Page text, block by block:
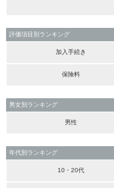
評価項目別ランキング
加入手続き
保険料
男女別ランキング
男性
年代別ランキング
10・20代